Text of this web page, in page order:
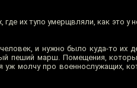
их тупо умерщвляли, как это у
и нужно было куда-то их
пеший марш. Помещения,
уж молчу про военнослужащих,